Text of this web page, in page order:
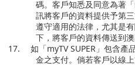
碼。客戶知悉及同意為著「
訊將客戶的資料提供予第
遵守適用的法律，尤其是
下，將客戶的資料傳送到澳
17.
如「myTV SUPER 」包含產
金之支付。倘若客戶以線